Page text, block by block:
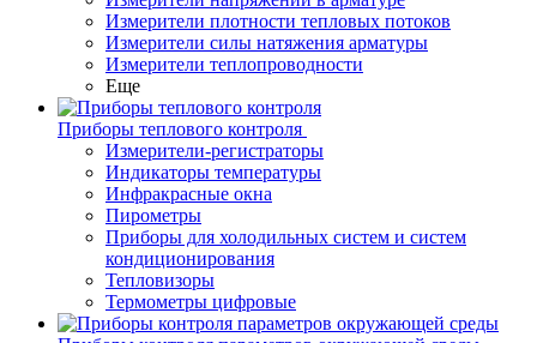
Измерители плотности тепловых потоков
Измерители силы натяжения арматуры
Измерители теплопроводности
Еще
Приборы теплового контроля
Измерители-регистраторы
Индикаторы температуры
Инфракрасные окна
Пирометры
Приборы для холодильных систем и систем
кондиционирования
Тепловизоры
Термометры цифровые